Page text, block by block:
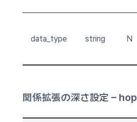
data_type string N
関係拡張の深さ設定 – hop